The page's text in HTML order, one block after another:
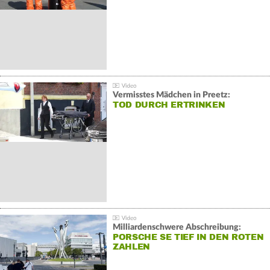
Vermisstes Mädchen in Preetz:
TOD DURCH ERTRINKEN
Milliardenschwere Abschreibung:
PORSCHE SE TIEF IN DEN ROTEN
ZAHLEN